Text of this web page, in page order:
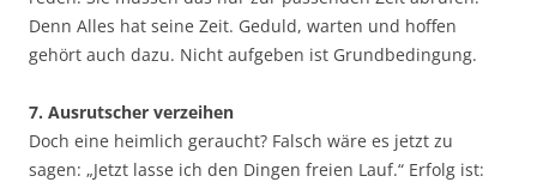
Denn Alles hat seine Zeit. Geduld, warten und hoffen
gehört auch dazu. Nicht aufgeben ist Grundbedingung.
7. Ausrutscher verzeihen
Doch eine heimlich geraucht? Falsch wäre es jetzt zu
sagen: „Jetzt lasse ich den Dingen freien Lauf.“ Erfolg ist: